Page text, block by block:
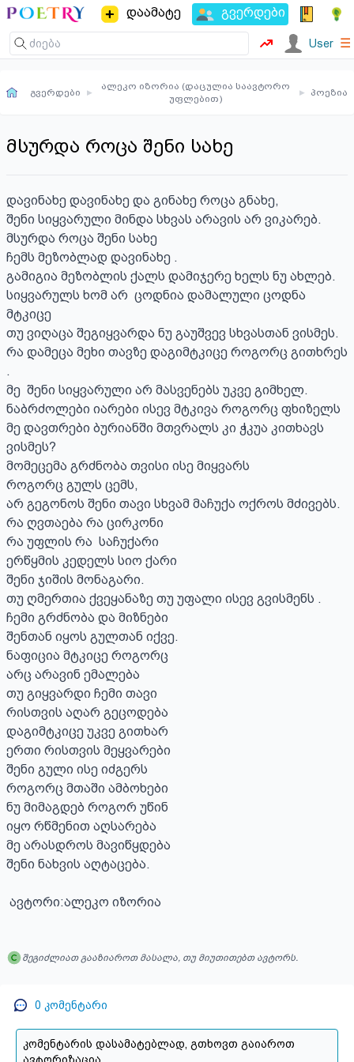
დაამატე გვერდები
User ☰
გვერდები ▸
ალეკო იზორია (დაცულია საავტორო
უფლებით)
▸ პოეზია
მსურდა როცა შენი სახე
დავინახე დავინახე და გინახე როცა გნახე,
შენი სიყვარული მინდა სხვას არავის არ ვიკარებ.
მსურდა როცა შენი სახე
ჩემს მეზობლად დავინახე .
გამიგია მეზობლის ქალს დამიჯერე ხელს ნუ ახლებ.
სიყვარულს ხომ არ  ცოდნია დამალული ცოდნა
მტკიცე
თუ ვიღაცა შეგიყვარდა ნუ გაუშვევ სხვასთან ვისმეს.
რა დამეცა მეხი თავზე დაგიმტკიცე როგორც გითხრეს
.
მე  შენი სიყვარული არ მასვენებს უკვე გიმხელ.
ნაბრძოლები იარები ისევ მტკივა როგორც ფხიზელს
მე დავთრები ბურიანში მთვრალს კი ჭკუა კითხავს
ვისმეს?
მომეცემა გრძნობა თვისი ისე მიყვარს
როგორც გულს ცემს,
არ გეგონოს შენი თავი სხვამ მაჩუქა ოქროს მძივებს.
რა ღვთაება რა ცირკონი
რა უფლის რა  საჩუქარი
ერწყმის კედელს სიო ქარი
შენი ჯიშის მონაგარი.
თუ ღმერთია ქვეყანაზე თუ უფალი ისევ გვისმენს .
ჩემი გრძნობა და მიზნები
შენთან იყოს გულთან იქვე.
ნაფიცია მტკიცე როგორც
არც არავინ ემალება
თუ გიყვარდი ჩემი თავი
რისთვის აღარ გეცოდება
დაგიმტკიცე უკვე გითხარ
ერთი რისთვის მეყვარები
შენი გული ისე იძგერს
როგორც მთაში ამბოხები
ნუ მიმაგდებ როგორ უწინ
იყო რწმენით აღსარება
მე არასდროს მავიწყდება
შენი ნახვის აღტაცება.
ავტორი:ალეკო იზორია
შეგიძლიათ გააზიაროთ მასალა, თუ მიუთითებთ ავტორს.
0 კომენტარი